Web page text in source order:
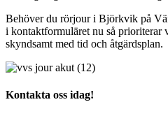
Behöver du rörjour i Björkvik på
i kontaktformuläret nu så prioriterar
skyndsamt med tid och åtgärdsplan.
Kontakta oss idag!